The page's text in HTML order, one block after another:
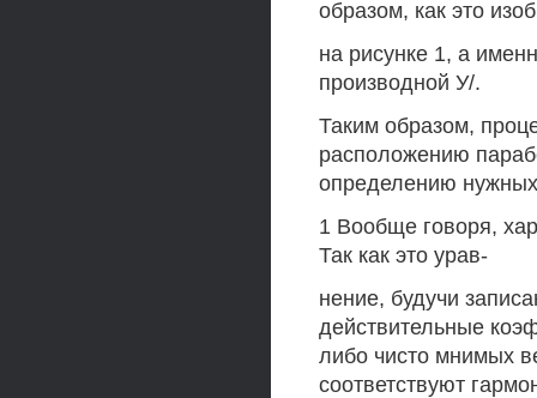
образом, как это
на рисунке 1, а
производной У/.
Таким образом,
расположению
определению нужных
1 Вообще говоря,
Так как это урав-
нение, будучи
действительные
либо чисто мнимых
соответствуют